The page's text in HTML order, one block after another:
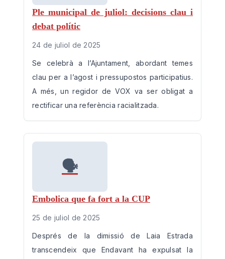
Ple municipal de juliol: decisions clau i
debat polític
24 de juliol de 2025
Se celebrà a l’Ajuntament, abordant temes
clau per a l’agost i pressupostos participatius.
A més, un regidor de VOX va ser obligat a
rectificar una referència racialitzada.
🗣️
Embolica que fa fort a la CUP
25 de juliol de 2025
Després de la dimissió de Laia Estrada
transcendeix que Endavant ha expulsat la